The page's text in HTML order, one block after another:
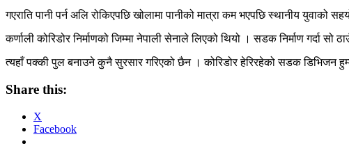
गएराति पानी पर्न अलि रोकिएपछि खोलामा पानीको मात्रा कम भएपछि स्थानीय युवाको
कर्णाली कोरिडोर निर्माणको जिम्मा नेपाली सेनाले लिएको थियो । सडक निर्माण गर्दा
त्यहाँ पक्की पुल बनाउने कुनै सुरसार गरिएको छैन । कोरिडोर हेरिरहेको सडक डिभिजन
Share this:
X
Facebook